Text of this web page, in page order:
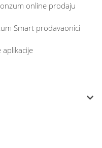
online prodaju
Smart prodavaonici